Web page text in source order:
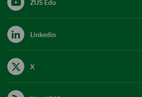
ZUS Edu
Linkedin
X